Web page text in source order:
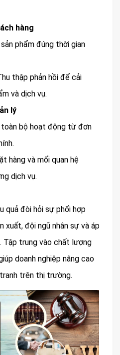
hàng
phẩm đúng thời gian
thập phản hồi để cải
và dịch vụ.
lý
toàn bộ hoạt động từ đơn
hàng và mối quan hệ
dịch vụ.
quả đòi hỏi sự phối hợp
xuất, đội ngũ nhân sự và áp
Tập trung vào chất lượng
doanh nghiệp nâng cao
trên thị trường.